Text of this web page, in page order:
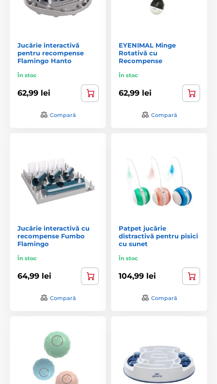
Jucărie interactivă
pentru recompense
Flamingo Hanto
În stoc
62,99 lei
Compară
EYENIMAL Minge
Rotativă cu
Recompense
În stoc
62,99 lei
Compară
Jucărie interactivă cu
recompense Fumbo
Flamingo
În stoc
64,99 lei
Compară
Patpet jucărie
distractivă pentru pisici
cu sunet
În stoc
104,99 lei
Compară